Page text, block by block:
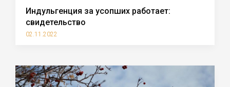
Индульгенция за усопших работает:
свидетельство
02.11.2022